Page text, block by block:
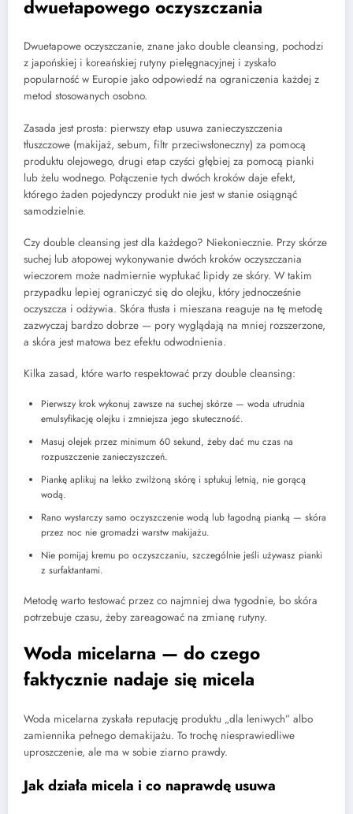
dwuetapowego oczyszczania
Dwuetapowe oczyszczanie, znane jako double cleansing, pochodzi
z japońskiej i koreańskiej rutyny pielęgnacyjnej i zyskało
popularność w Europie jako odpowiedź na ograniczenia każdej z
metod stosowanych osobno.
Zasada jest prosta: pierwszy etap usuwa zanieczyszczenia
tłuszczowe (makijaż, sebum, filtr przeciwsłoneczny) za pomocą
produktu olejowego, drugi etap czyści głębiej za pomocą pianki
lub żelu wodnego. Połączenie tych dwóch kroków daje efekt,
którego żaden pojedynczy produkt nie jest w stanie osiągnąć
samodzielnie.
Czy double cleansing jest dla każdego? Niekoniecznie. Przy skórze
suchej lub atopowej wykonywanie dwóch kroków oczyszczania
wieczorem może nadmiernie wypłukać lipidy ze skóry. W takim
przypadku lepiej ograniczyć się do olejku, który jednocześnie
oczyszcza i odżywia. Skóra tłusta i mieszana reaguje na tę metodę
zazwyczaj bardzo dobrze — pory wyglądają na mniej rozszerzone,
a skóra jest matowa bez efektu odwodnienia.
Kilka zasad, które warto respektować przy double cleansing:
Pierwszy krok wykonuj zawsze na suchej skórze — woda utrudnia
emulsyfikację olejku i zmniejsza jego skuteczność.
Masuj olejek przez minimum 60 sekund, żeby dać mu czas na
rozpuszczenie zanieczyszczeń.
Piankę aplikuj na lekko zwilżoną skórę i spłukuj letnią, nie gorącą
wodą.
Rano wystarczy samo oczyszczenie wodą lub łagodną pianką — skóra
przez noc nie gromadzi warstw makijażu.
Nie pomijaj kremu po oczyszczaniu, szczególnie jeśli używasz pianki
z surfaktantami.
Metodę warto testować przez co najmniej dwa tygodnie, bo skóra
potrzebuje czasu, żeby zareagować na zmianę rutyny.
Woda micelarna — do czego
faktycznie nadaje się micela
Woda micelarna zyskała reputację produktu „dla leniwych” albo
zamiennika pełnego demakijażu. To trochę niesprawiedliwe
uproszczenie, ale ma w sobie ziarno prawdy.
Jak działa micela i co naprawdę usuwa